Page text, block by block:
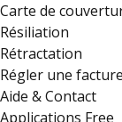
Carte de
Résiliation
Rétractation
Régler une facture
Aide & Contact
Applications Free